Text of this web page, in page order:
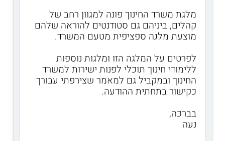
מלגת משרד החינוך פונה למגוון רחב של
קהלים, ביניהם גם סטודנטים להוראה שלהם
מוצעת מלגה ספציפית מטעם המשרד.
לפרטים על המלגה הזו ומלגות נוספות
ללימודי חינוך תוכלי לפנות ישירות למשרד
החינוך ובמקביל גם למאמר שצירפתי עבורך
כקישור בתחתית ההודעה.
בברכה,
נעה